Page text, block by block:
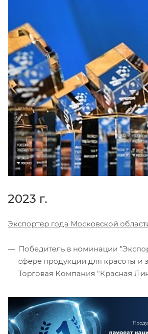
2023 г.
Экспортер года Московской
Победитель в номинации
сфере продукции для красоты и
Торговая Компания "Красная